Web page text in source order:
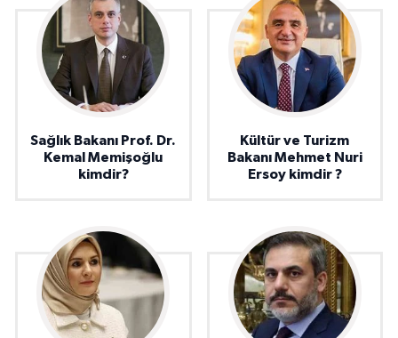
Sağlık Bakanı Prof. Dr.
Kemal Memişoğlu
kimdir?
Kültür ve Turizm
Bakanı Mehmet Nuri
Ersoy kimdir ?